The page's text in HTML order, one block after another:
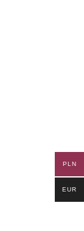
PLN
EUR